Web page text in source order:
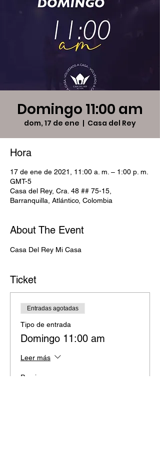
Domingo 11:00 am
dom, 17 de ene
  |
Casa del Rey
Hora
17 de ene de 2021, 11:00 a. m. – 1:00 p. m.
GMT-5
Casa del Rey, Cra. 48 ## 75-15,
Barranquilla, Atlántico, Colombia
About The Event
Casa Del Rey Mi Casa
Ticket
Entradas agotadas
Tipo de entrada
Domingo 11:00 am
Leer más
Precio